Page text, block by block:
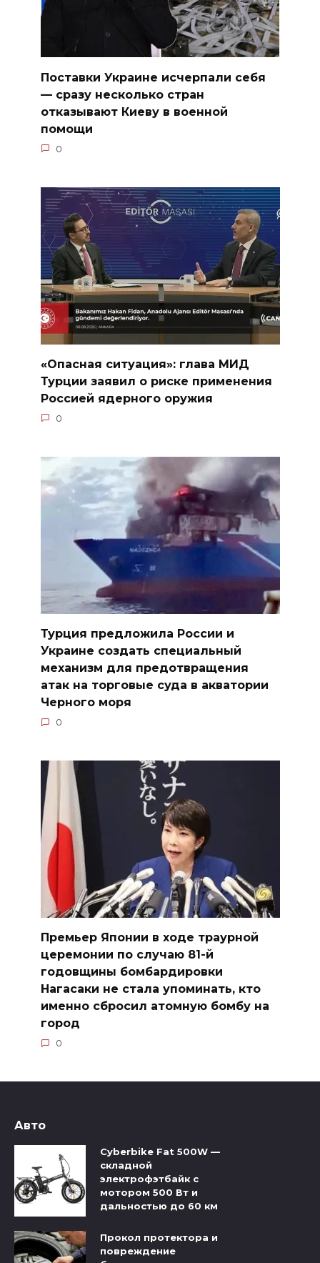
Поставки Украине исчерпали себя
— сразу несколько стран
отказывают Киеву в военной
помощи
0
«Опасная ситуация»: глава МИД
Турции заявил о риске применения
Россией ядерного оружия
0
Турция предложила России и
Украине создать специальный
механизм для предотвращения
атак на торговые суда в акватории
Черного моря
0
Премьер Японии в ходе траурной
церемонии по случаю 81-й
годовщины бомбардировки
Нагасаки не стала упоминать, кто
именно сбросил атомную бомбу на
город
0
Авто
Cyberbike Fat 500W —
складной
электрофэтбайк с
мотором 500 Вт и
дальностью до 60 км
Прокол протектора и
повреждение